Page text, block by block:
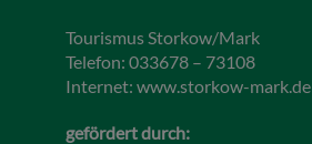
Tourismus Storkow/Mark
Telefon: 033678 – 73108
Internet: www.storkow-mark.de
gefördert durch: